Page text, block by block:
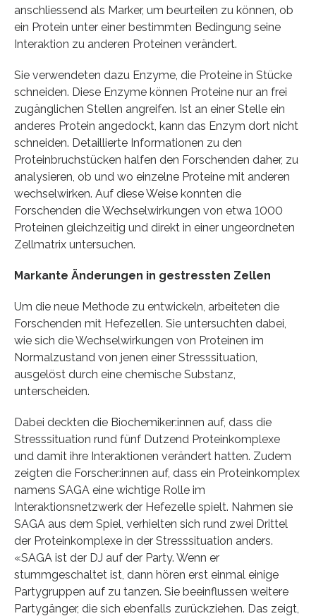
anschliessend als Marker, um beurteilen zu können, ob
ein Protein unter einer bestimmten Bedingung seine
Interaktion zu anderen Proteinen verändert.
Sie verwendeten dazu Enzyme, die Proteine in Stücke
schneiden. Diese Enzyme können Proteine nur an frei
zugänglichen Stellen angreifen. Ist an einer Stelle ein
anderes Protein angedockt, kann das Enzym dort nicht
schneiden. Detaillierte Informationen zu den
Proteinbruchstücken halfen den Forschenden daher, zu
analysieren, ob und wo einzelne Proteine mit anderen
wechselwirken. Auf diese Weise konnten die
Forschenden die Wechselwirkungen von etwa 1000
Proteinen gleichzeitig und direkt in einer ungeordneten
Zellmatrix untersuchen.
Markante Änderungen in gestressten Zellen
Um die neue Methode zu entwickeln, arbeiteten die
Forschenden mit Hefezellen. Sie untersuchten dabei,
wie sich die Wechselwirkungen von Proteinen im
Normalzustand von jenen einer Stresssituation,
ausgelöst durch eine chemische Substanz,
unterscheiden.
Dabei deckten die Biochemiker:innen auf, dass die
Stresssituation rund fünf Dutzend Proteinkomplexe
und damit ihre Interaktionen verändert hatten. Zudem
zeigten die Forscher:innen auf, dass ein Proteinkomplex
namens SAGA eine wichtige Rolle im
Interaktionsnetzwerk der Hefezelle spielt. Nahmen sie
SAGA aus dem Spiel, verhielten sich rund zwei Drittel
der Proteinkomplexe in der Stresssituation anders.
«SAGA ist der DJ auf der Party. Wenn er
stummgeschaltet ist, dann hören erst einmal einige
Partygruppen auf zu tanzen. Sie beeinflussen weitere
Partygänger, die sich ebenfalls zurückziehen. Das zeigt,